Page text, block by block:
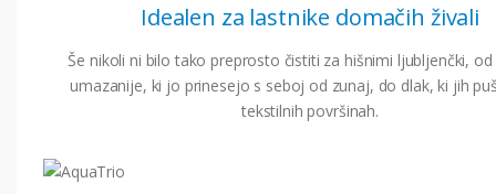
Idealen za lastnike domačih živali
Še nikoli ni bilo tako preprosto čistiti za hišnimi ljubljenčki,
umazanije, ki jo prinesejo s seboj od zunaj, do dlak, ki jih
tekstilnih površinah.